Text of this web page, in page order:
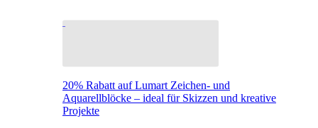
20% Rabatt auf Lumart Zeichen- und
Aquarellblöcke – ideal für Skizzen und kreative
Projekte